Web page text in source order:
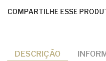
COMPARTILHE ESSE
DESCRIÇÃO